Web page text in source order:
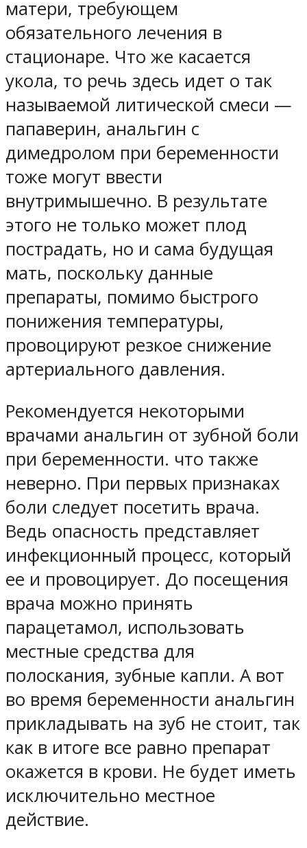
матери, требующем
обязательного лечения в
стационаре. Что же касается
укола, то речь здесь идет о так
называемой литической смеси —
папаверин, анальгин с
димедролом при беременности
тоже могут ввести
внутримышечно. В результате
этого не только может плод
пострадать, но и сама будущая
мать, поскольку данные
препараты, помимо быстрого
понижения температуры,
провоцируют резкое снижение
артериального давления.
Рекомендуется некоторыми
врачами анальгин от зубной боли
при беременности. что также
неверно. При первых признаках
боли следует посетить врача.
Ведь опасность представляет
инфекционный процесс, который
ее и провоцирует. До посещения
врача можно принять
парацетамол, использовать
местные средства для
полоскания, зубные капли. А вот
во время беременности анальгин
прикладывать на зуб не стоит, так
как в итоге все равно препарат
окажется в крови. Не будет иметь
исключительно местное
действие.